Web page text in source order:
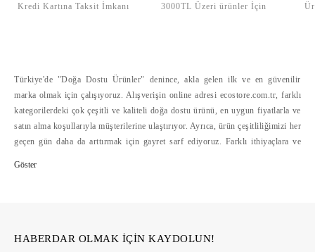
Kredi Kartına Taksit İmkanı
3000TL Üzeri ürünler İçin
Türkiye'de "Doğa Dostu Ürünler" denince, akla gelen ilk ve en güvenilir
marka olmak için çalışıyoruz. Alışverişin online adresi ecostore.com.tr, farklı
kategorilerdeki çok çeşitli ve kaliteli doğa dostu ürünü, en uygun fiyatlarla ve
satın alma koşullarıyla müşterilerine ulaştırıyor. Ayrıca, ürün çeşitliliğimizi her
geçen gün daha da arttırmak için gayret sarf ediyoruz. Farklı ithiyaçlara ve
HABERDAR OLMAK İÇİN KAYDOLUN!